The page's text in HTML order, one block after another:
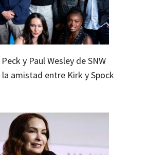
y Paul Wesley de SNW
amistad entre Kirk y Spock